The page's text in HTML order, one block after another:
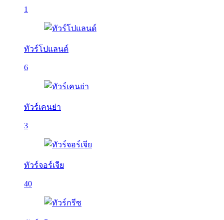
1
ทัวร์โปแลนด์
6
ทัวร์เคนย่า
3
ทัวร์จอร์เจีย
40